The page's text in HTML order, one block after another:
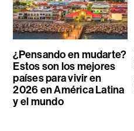
¿Pensando en mudarte?
Estos son los mejores
países para vivir en
2026 en América Latina
y el mundo